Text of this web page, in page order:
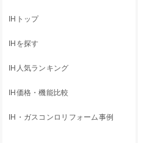
IHトップ
IHを探す
IH人気ランキング
IH価格・機能比較
IH・ガスコンロリフォーム事例